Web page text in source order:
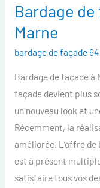
Bardage
Marne
bardage de façade 94
Bardage de façade à
façade devient plus
un nouveau look et
Récemment, la
améliorée. L’offre
est à présent
satisfaire tous vos
Bardage
de
facade
Nogent-
sur-
Marne